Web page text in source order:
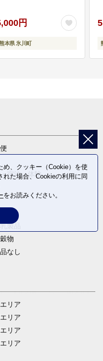
円
本県 氷川町
宿泊・体験
品
製品
物
なし
リア
リア
リア
リア
め、クッキー（Cookie）を使
た場合、Cookieの利用に同
をお読みください。